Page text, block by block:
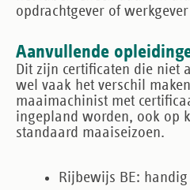
opdrachtgever of
Aanvullende
Dit zijn certificaten die niet
wel vaak het verschil
maaimachinist met
ingepland worden, ook op
standaard maaiseizoen.
Rijbewijs BE: